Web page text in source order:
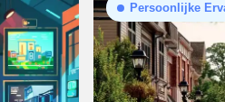
Persoonlijke